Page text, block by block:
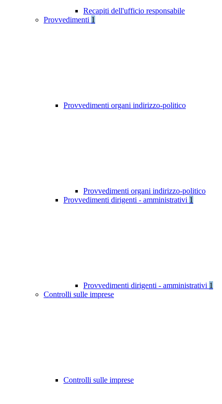
Recapiti dell'ufficio responsabile
Provvedimenti 1
Provvedimenti organi indirizzo-politico
Provvedimenti organi indirizzo-politico
Provvedimenti dirigenti - amministrativi 1
Provvedimenti dirigenti - amministrativi 1
Controlli sulle imprese
Controlli sulle imprese